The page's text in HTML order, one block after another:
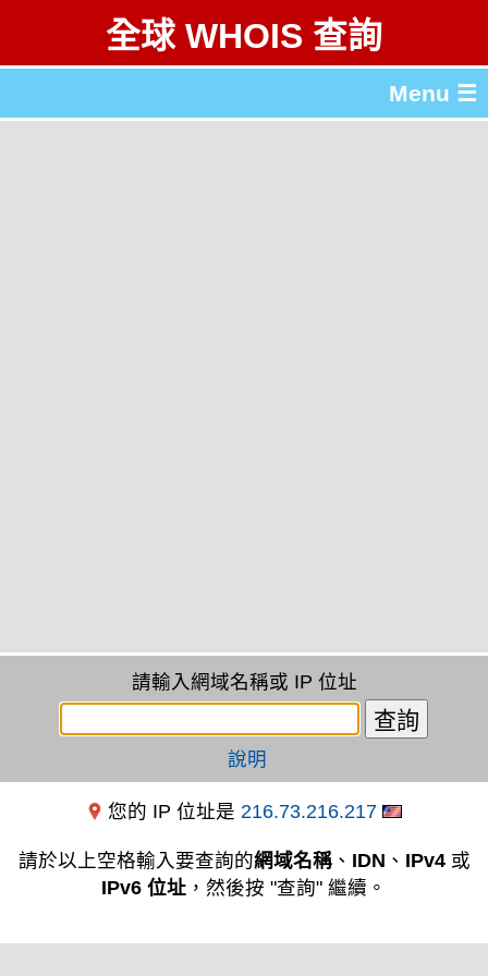
全球 WHOIS 查詢
Menu ☰
請輸入網域名稱或 IP 位址
說明
您的 IP 位址是 216.73.216.217
請於以上空格輸入要查詢的網域名稱、 IDN 、 IPv4或
IPv6 位址 ，然後按 "查詢" 繼續。